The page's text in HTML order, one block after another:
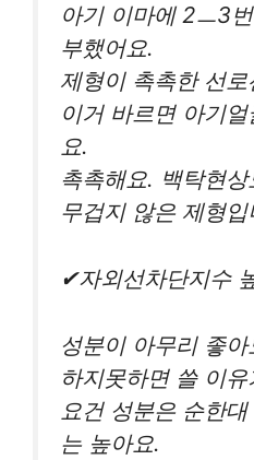
아기 이마에 2ㅡ3
부했어요.
제형이 촉촉한 선
이거 바르면 아기
요.
촉촉해요. 백탁현상
무겁지 않은 제형입
✔자외선차단지수
성분이 아무리 좋
하지못하면 쓸 이유
요건 성분은 순한
는 높아요.